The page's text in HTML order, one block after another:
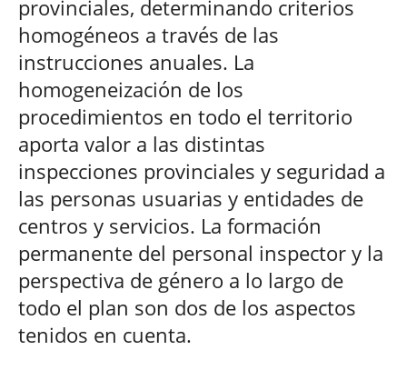
provinciales, determinando criterios
homogéneos a través de las
instrucciones anuales. La
homogeneización de los
procedimientos en todo el territorio
aporta valor a las distintas
inspecciones provinciales y seguridad a
las personas usuarias y entidades de
centros y servicios. La formación
permanente del personal inspector y la
perspectiva de género a lo largo de
todo el plan son dos de los aspectos
tenidos en cuenta.